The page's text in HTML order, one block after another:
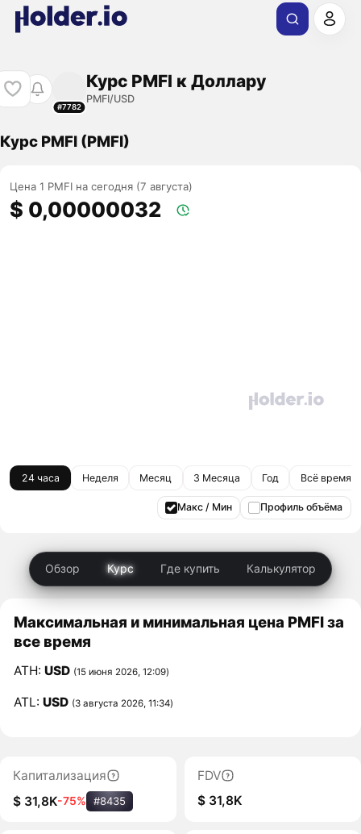
#7782
Курс PMFI к Доллару
PMFI/USD
Курс PMFI (PMFI)
Цена 1 PMFI на сегодня (7 августа)
$ 0,00000032
24 часа Неделя Месяц 3 Месяца Год Всё время
Макс / Мин Профиль объёма
Обзор Курс Где купить Калькулятор
Максимальная и минимальная цена PMFI за
все время
ATH:USD (15 июня 2026, 12:09)
ATL:USD (3 августа 2026, 11:34)
Капитализация
$ 31,8K-75% #8435
FDV
$ 31,8K